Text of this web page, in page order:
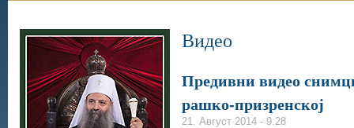
Видео
Предивни видео
рашко-призренској
21. Август 2014 - 9:28